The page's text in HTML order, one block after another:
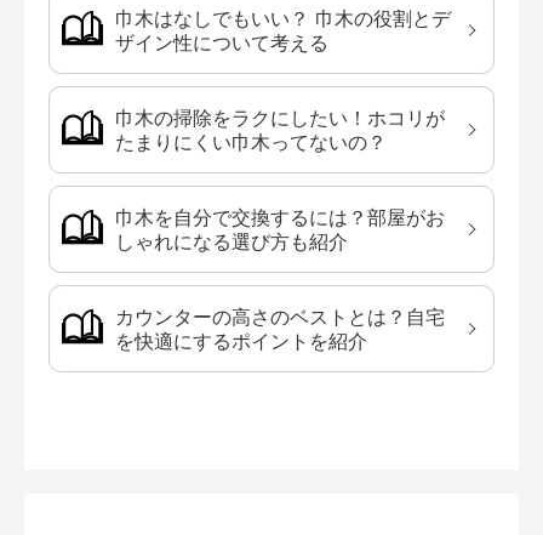
巾木はなしでもいい？ 巾木の役割とデ
ザイン性について考える
巾木の掃除をラクにしたい！ホコリが
たまりにくい巾木ってないの？
巾木を自分で交換するには？部屋がお
しゃれになる選び方も紹介
カウンターの高さのベストとは？自宅
を快適にするポイントを紹介